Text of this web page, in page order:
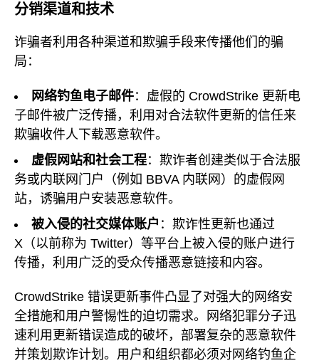
分销渠道和技术
诈骗者利用各种渠道和欺骗手段来传播他们的骗
局：
网络钓鱼电子邮件：虚假的 CrowdStrike 更新电
子邮件被广泛传播，利用对合法软件更新的信任来
欺骗收件人下载恶意软件。
虚假网站和社会工程：欺诈者创建类似于合法服
务或内联网门户（例如 BBVA 内联网）的虚假网
站，诱骗用户安装恶意软件。
被入侵的社交媒体账户 ：欺诈性更新也通过
X（以前称为 Twitter）等平台上被入侵的账户进行
传播，利用广泛的受众传播恶意链接和内容。
CrowdStrike 错误更新事件凸显了对强大的网络安
全措施和用户警惕性的迫切需求。网络犯罪分子迅
速利用更新错误造成的破坏，部署复杂的恶意软件
并策划欺诈计划。用户和组织都必须对网络钓鱼企